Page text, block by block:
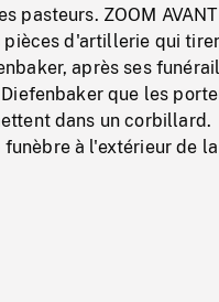
pasteurs. ZOOM
pièces d'artillerie qui
après ses
que les
dans un corbillard.
à l'extérieur de la